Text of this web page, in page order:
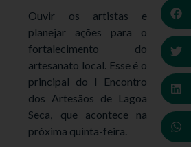
Ouvir os artistas e
planejar ações para o
fortalecimento do
artesanato local. Esse é o
principal do I Encontro
dos Artesãos de Lagoa
Seca, que acontece na
próxima quinta-feira.